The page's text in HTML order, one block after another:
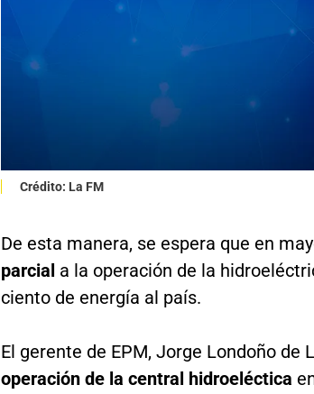
Crédito: La FM
De esta manera, se espera que en
parcial a la operación de la
ciento de energía al país.
El gerente de EPM, Jorge Londoño de
operación de la central hidroeléctica